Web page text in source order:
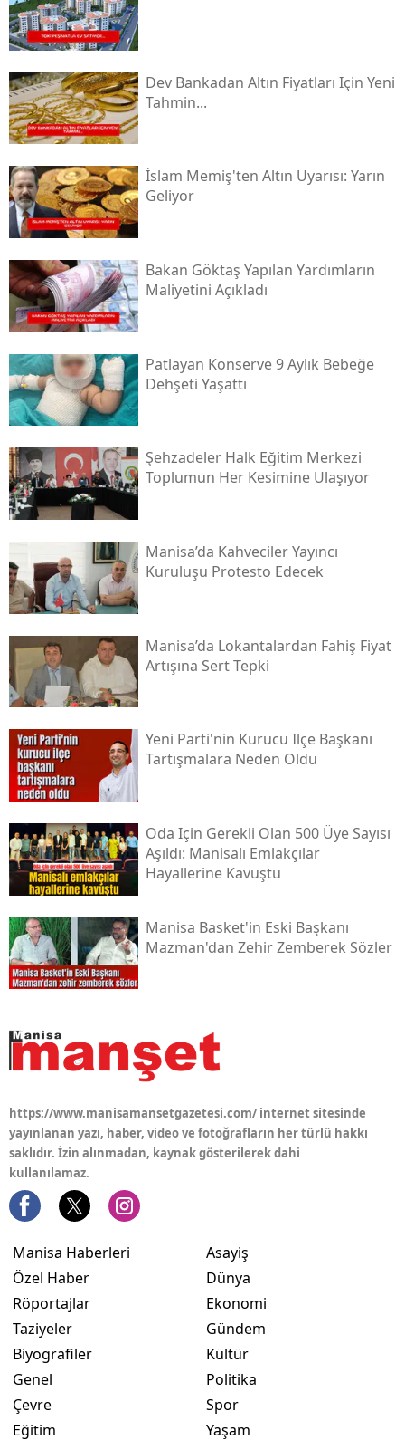
Dev Bankadan Altın Fiyatları Için Yeni
Tahmin...
İslam Memiş'ten Altın Uyarısı: Yarın
Geliyor
Bakan Göktaş Yapılan Yardımların
Maliyetini Açıkladı
Patlayan Konserve 9 Aylık Bebeğe
Dehşeti Yaşattı
Şehzadeler Halk Eğitim Merkezi
Toplumun Her Kesimine Ulaşıyor
Manisa’da Kahveciler Yayıncı
Kuruluşu Protesto Edecek
Manisa’da Lokantalardan Fahiş Fiyat
Artışına Sert Tepki
Yeni Parti'nin Kurucu Ilçe Başkanı
Tartışmalara Neden Oldu
Oda Için Gerekli Olan 500 Üye Sayısı
Aşıldı: Manisalı Emlakçılar
Hayallerine Kavuştu
Manisa Basket'in Eski Başkanı
Mazman'dan Zehir Zemberek Sözler
https://www.manisamansetgazetesi.com/ internet sitesinde
yayınlanan yazı, haber, video ve fotoğrafların her türlü hakkı
saklıdır. İzin alınmadan, kaynak gösterilerek dahi
kullanılamaz.
Manisa Haberleri
Özel Haber
Röportajlar
Taziyeler
Biyografiler
Genel
Çevre
Eğitim
Asayiş
Dünya
Ekonomi
Gündem
Kültür
Politika
Spor
Yaşam